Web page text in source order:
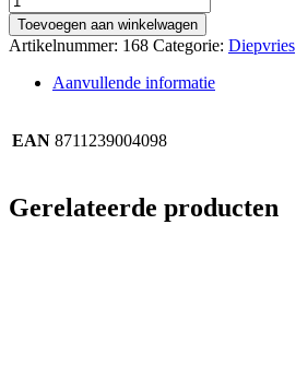
garnalen
nr.1
10/20
Toevoegen aan winkelwagen
Artikelnummer: 168 Categorie: Diepvries
Aanvullende informatie
EAN 8711239004098
Gerelateerde producten